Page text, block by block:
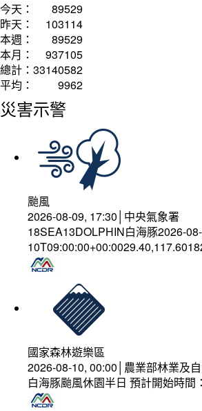
今天：
89529
昨天：
103114
本週：
89529
本月：
937105
總計： 33140582
平均：
9962
災害示警
颱風
2026-08-09, 17:30│中央氣象署
18SEA13DOLPHIN白海豚2026-
國家森林遊樂區
2026-08-10, 00:00│農業部林業及
白海豚颱風休園半日 預計開始時